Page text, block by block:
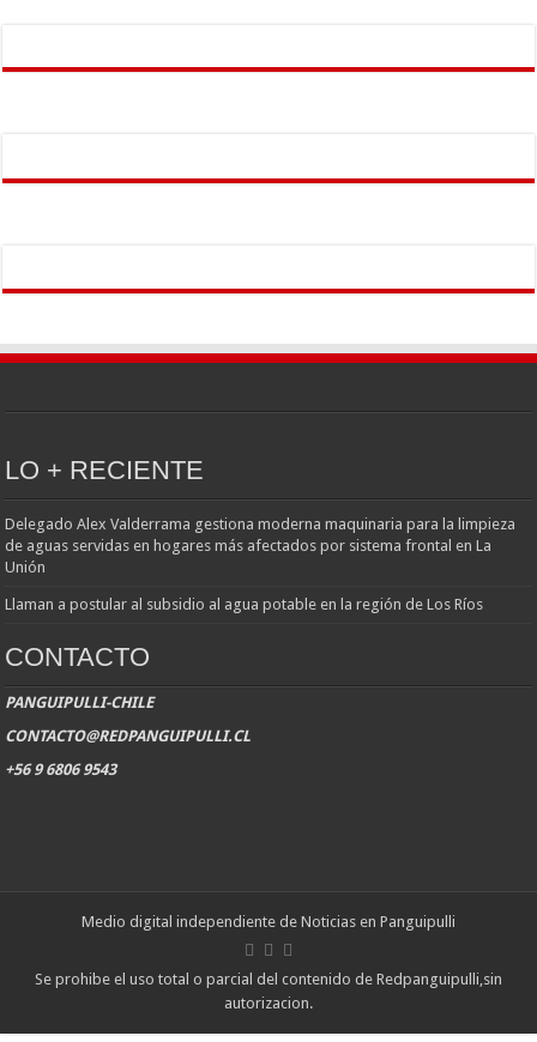
LO + RECIENTE
Delegado Alex Valderrama gestiona moderna maquinaria para la limpieza
de aguas servidas en hogares más afectados por sistema frontal en La
Unión
Llaman a postular al subsidio al agua potable en la región de Los Ríos
CONTACTO
PANGUIPULLI-CHILE
CONTACTO@REDPANGUIPULLI.CL
+56 9 6806 9543
Medio digital independiente de Noticias en Panguipulli
Se prohibe el uso total o parcial del contenido de Redpanguipulli,sin
autorizacion.